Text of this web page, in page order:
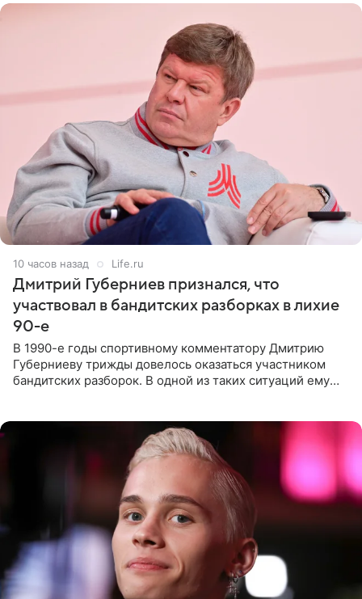
10 часов назад Life.ru
Дмитрий Губерниев признался, что
участвовал в бандитских разборках в лихие
90-е
В 1990-е годы спортивному комментатору Дмитрию
Губерниеву трижды довелось оказаться участником
бандитских разборок. В одной из таких ситуаций ему